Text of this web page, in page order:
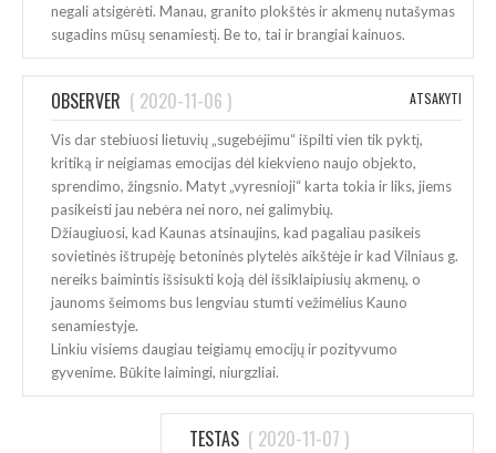
negali atsigėrėti. Manau, granito plokštės ir akmenų nutašymas
sugadins mūsų senamiestį. Be to, tai ir brangiai kainuos.
OBSERVER ( 2020-11-06 ) ATSAKYTI
Vis dar stebiuosi lietuvių „sugebėjimu“ išpilti vien tik pyktį,
kritiką ir neigiamas emocijas dėl kiekvieno naujo objekto,
sprendimo, žingsnio. Matyt „vyresnioji“ karta tokia ir liks, jiems
pasikeisti jau nebėra nei noro, nei galimybių.
Džiaugiuosi, kad Kaunas atsinaujins, kad pagaliau pasikeis
sovietinės ištrupėję betoninės plytelės aikštėje ir kad Vilniaus g.
nereiks baimintis išsisukti koją dėl išsiklaipiusių akmenų, o
jaunoms šeimoms bus lengviau stumti vežimėlius Kauno
senamiestyje.
Linkiu visiems daugiau teigiamų emocijų ir pozityvumo
gyvenime. Būkite laimingi, niurgzliai.
TESTAS ( 2020-11-07 )